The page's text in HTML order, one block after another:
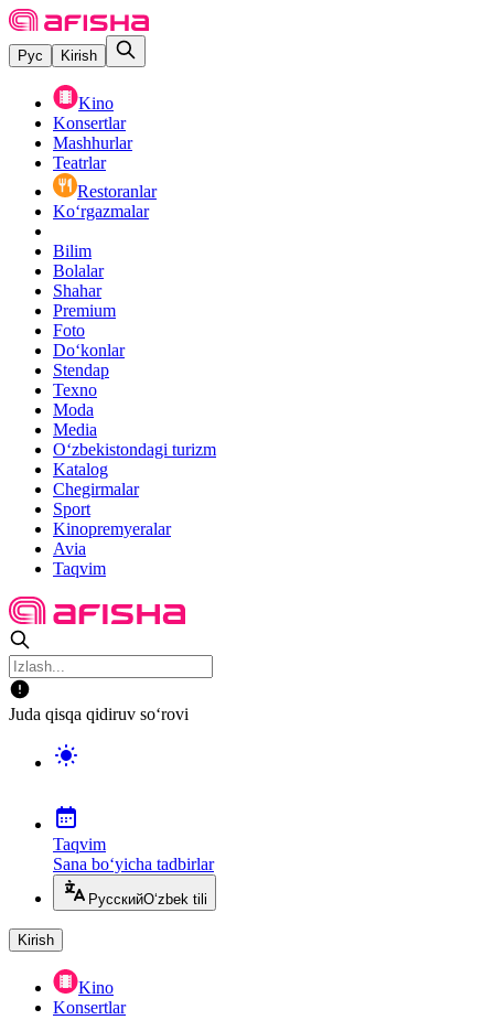
Рус Kirish
Kino
Konsertlar
Mashhurlar
Teatrlar
Restoranlar
Ko‘rgazmalar
Bilim
Bolalar
Shahar
Premium
Foto
Do‘konlar
Stendap
Texno
Moda
Media
O‘zbekistondagi turizm
Katalog
Chegirmalar
Sport
Kinopremyeralar
Avia
Taqvim
Juda qisqa qidiruv so‘rovi
Taqvim
Sana bo‘yicha tadbirlar
РусскийO‘zbek tili
Kirish
Kino
Konsertlar